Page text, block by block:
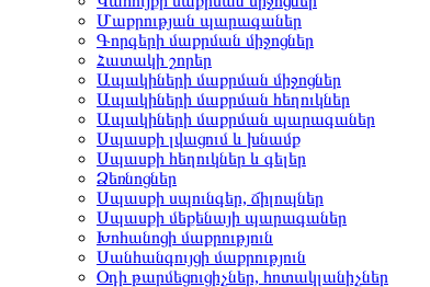
Մաքրության պարագաներ
Գորգերի մաքրման միջոցներ
Հատակի շորեր
Ապակիների մաքրման միջոցներ
Ապակիների մաքրման հեղուկներ
Ապակիների մաքրման պարագաներ
Սպասքի լվացում և խնամք
Սպասքի հեղուկներ և գելեր
Ձեռնոցներ
Սպասքի սպունգեր, ճիլոպներ
Սպասքի մեքենայի պարագաներ
Խոհանոցի մաքրություն
Սանհանգույցի մաքրություն
Օդի թարմեցուցիչներ, հոտակլանիչներ